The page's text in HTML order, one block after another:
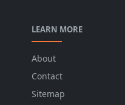
LEARN MORE
About
Contact
Sitemap